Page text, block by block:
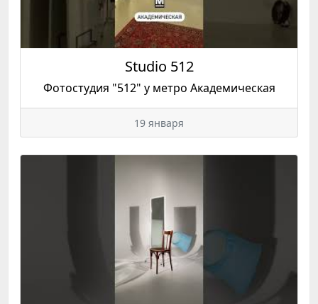
Studio 512
Фотостудия "512" у метро Академическая
19 января